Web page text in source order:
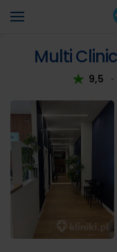
Multi
9,5 •